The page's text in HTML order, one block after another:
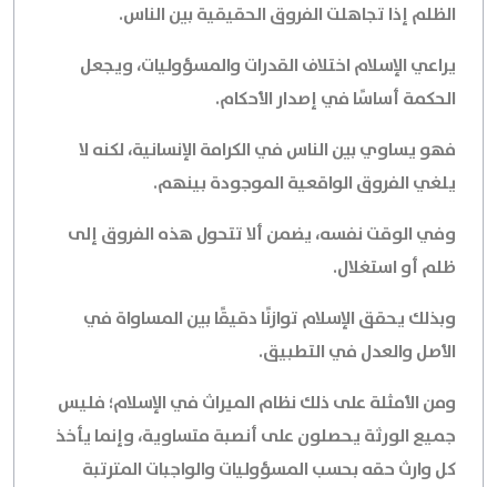
الظلم إذا تجاهلت الفروق الحقيقية بين الناس.
يراعي الإسلام اختلاف القدرات والمسؤوليات، ويجعل
الحكمة أساسًا في إصدار الأحكام.
فهو يساوي بين الناس في الكرامة الإنسانية، لكنه لا
يلغي الفروق الواقعية الموجودة بينهم.
وفي الوقت نفسه، يضمن ألا تتحول هذه الفروق إلى
ظلم أو استغلال.
وبذلك يحقق الإسلام توازنًا دقيقًا بين المساواة في
الأصل والعدل في التطبيق.
ومن الأمثلة على ذلك نظام الميراث في الإسلام؛ فليس
جميع الورثة يحصلون على أنصبة متساوية، وإنما يأخذ
كل وارث حقه بحسب المسؤوليات والواجبات المترتبة